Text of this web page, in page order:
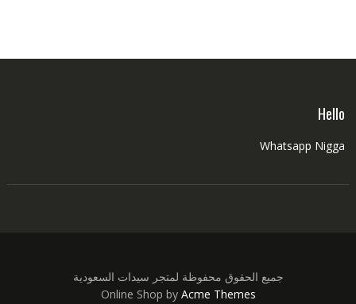
Hello
Whatsapp Nigga
جميع الحقوق محفوظة لمتجر سيدات السعودية
Online Shop by Acme Themes